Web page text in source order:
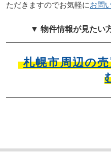
ただきますのでお気軽にお問
▼ 物件情報が見たい
札幌市周辺の